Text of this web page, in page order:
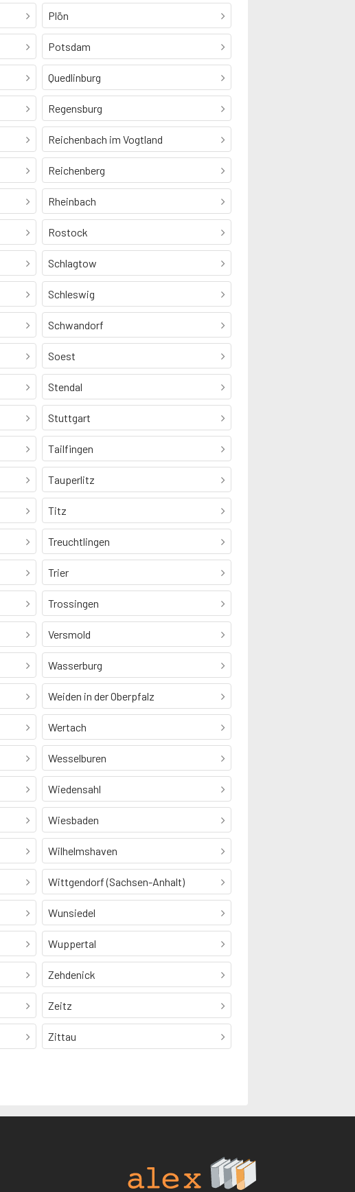
Plön
Potsdam
Quedlinburg
Regensburg
Reichenbach im Vogtland
Reichenberg
Rheinbach
Rostock
Schlagtow
Schleswig
Schwandorf
Soest
Stendal
Stuttgart
Tailfingen
Tauperlitz
Titz
Treuchtlingen
Trier
Trossingen
Versmold
Wasserburg
Weiden in der Oberpfalz
Wertach
Wesselburen
Wiedensahl
Wiesbaden
Wilhelmshaven
Wittgendorf (Sachsen-Anhalt)
Wunsiedel
Wuppertal
Zehdenick
Zeitz
Zittau